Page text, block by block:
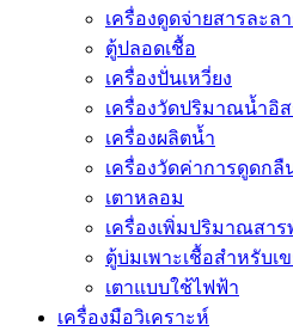
เครื่องดูดจ่ายสารละล
ตู้ปลอดเชื้อ
เครื่องปั่นเหวี่ยง
เครื่องวัดปริมาณน้ำอิส
เครื่องผลิตน้ำ
เครื่องวัดค่าการดูดก
เตาหลอม
เครื่องเพิ่มปริมาณสา
ตู้บ่มเพาะเชื้อสำหรับเ
เตาแบบใช้ไฟฟ้า
เครื่องมือวิเคราะห์